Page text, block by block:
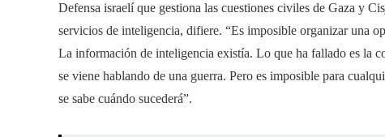
Defensa israelí que gestiona las cuestiones civiles de Gaza y
servicios de inteligencia, difiere. “Es imposible organizar una
La información de inteligencia existía. Lo que ha fallado es la
se viene hablando de una guerra. Pero es imposible para
se sabe cuándo sucederá”.